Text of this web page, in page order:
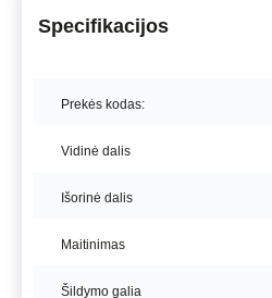
Specifikacijos
Prekės kodas:
Vidinė dalis
Išorinė dalis
Maitinimas
Šildymo galia